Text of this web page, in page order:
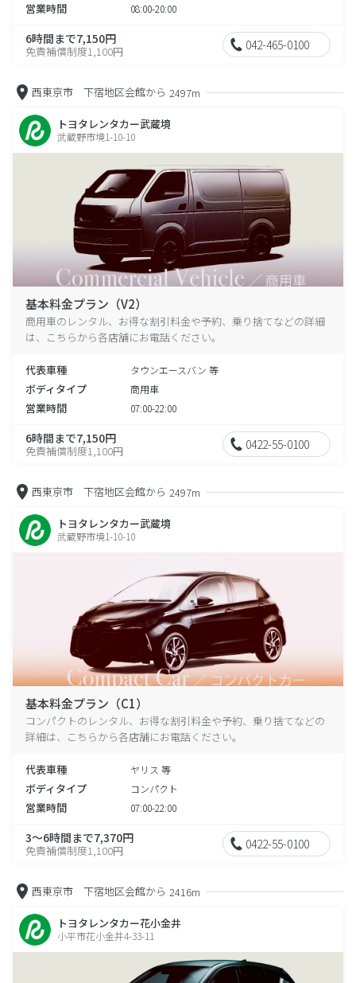
営業時間 08:00-20:00
6時間まで7,150円
免責補償制度1,100円 042-465-0100
西東京市 下宿地区会館から 2497m
トヨタレンタカー武蔵境
武蔵野市境1-10-10
基本料金プラン（V2）
商用車のレンタル、お得な割引料金や予約、乗り捨てなどの詳細
は、こちらから各店舗にお電話ください。
代表車種 タウンエースバン 等
ボディタイプ 商用車
営業時間 07:00-22:00
6時間まで7,150円
免責補償制度1,100円 0422-55-0100
西東京市 下宿地区会館から 2497m
トヨタレンタカー武蔵境
武蔵野市境1-10-10
基本料金プラン（C1）
コンパクトのレンタル、お得な割引料金や予約、乗り捨てなどの
詳細は、こちらから各店舗にお電話ください。
代表車種 ヤリス 等
ボディタイプ コンパクト
営業時間 07:00-22:00
3～6時間まで7,370円
免責補償制度1,100円 0422-55-0100
西東京市 下宿地区会館から 2416m
トヨタレンタカー花小金井
小平市花小金井4-33-11